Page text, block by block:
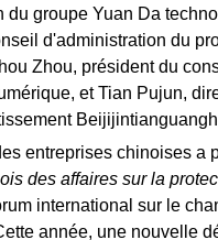
du groupe Yuan Da
d'administration du
Zhou, président du
et Tian Pujun,
entreprises chinoises a
des affaires sur la
international sur le
année, une nouvelle